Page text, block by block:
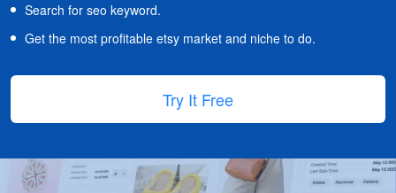
Search for seo keyword.
Get the most profitable etsy market and niche to do.
Try It Free